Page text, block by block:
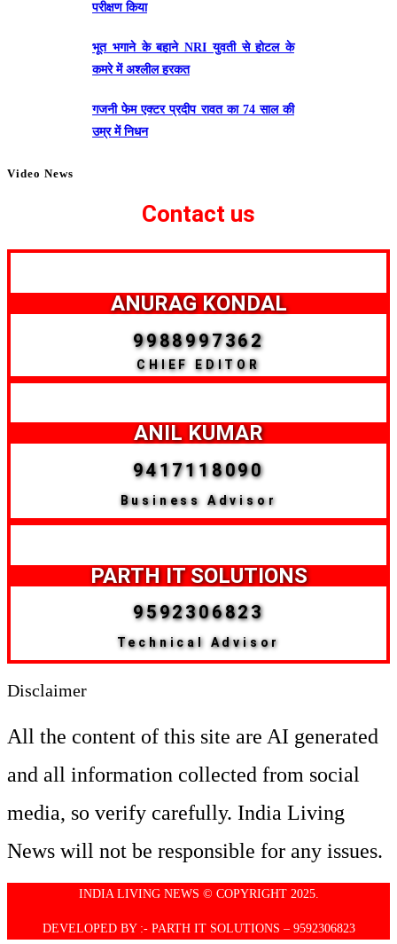
परीक्षण किया
भूत भगाने के बहाने NRI युवती से होटल के
कमरे में अश्लील हरकत
गजनी फेम एक्टर प्रदीप रावत का 74 साल की
उम्र में निधन
Video News
Contact us
ANURAG KONDAL
9988997362
CHIEF EDITOR
ANIL KUMAR
9417118090
Business Advisor
PARTH IT SOLUTIONS
9592306823
Technical Advisor
Disclaimer
All the content of this site are AI generated
and all information collected from social
media, so verify carefully. India Living
News will not be responsible for any issues.
INDIA LIVING NEWS © COPYRIGHT 2025.
DEVELOPED BY :- PARTH IT SOLUTIONS – 9592306823